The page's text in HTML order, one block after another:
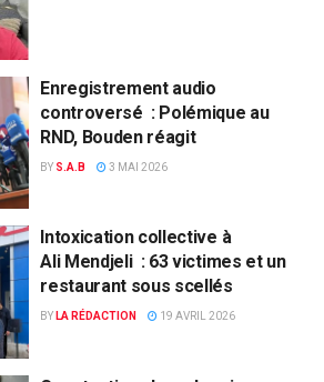
Enregistrement audio
controversé : Polémique au
RND, Bouden réagit
BY S.A.B 3 MAI 2026
Intoxication collective à
Ali Mendjeli : 63 victimes et un
restaurant sous scellés
BY LA RÉDACTION 19 AVRIL 2026